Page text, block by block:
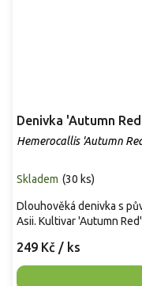
Denivka 'Autumn
Hemerocallis 'Autumn
Skladem (30 ks)
249 Kč / ks
Dlouhověká denivka s
Asii. Kultivar 'Autumn